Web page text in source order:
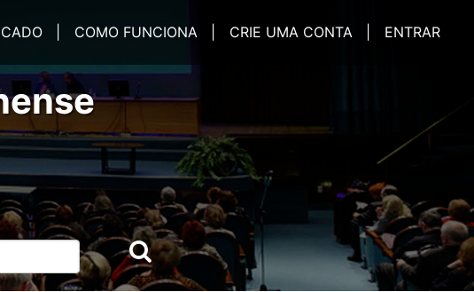
| COMO FUNCIONA | CRIE UMA CONTA | ENTRAR